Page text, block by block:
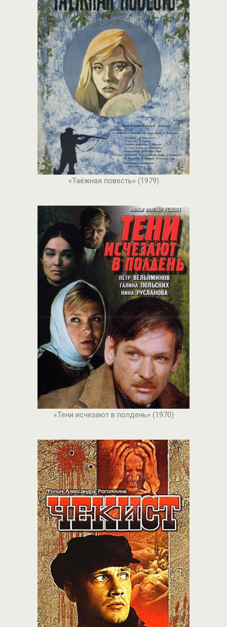
«Таёжная повесть» (1979)
«Тени исчезают в полдень» (1970)